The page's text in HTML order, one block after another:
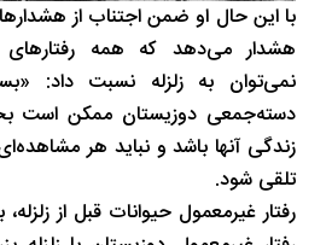
با این حال او ضمن اجتناب از
هشدار می‌دهد که همه رفتارهای
نمی‌توان به زلزله نسبت داد:
دسته‌جمعی دوزیستان ممکن است
زندگی آنها باشد و نباید هر
تلقی شود.
رفتار غیرمعمول حیوانات قبل از